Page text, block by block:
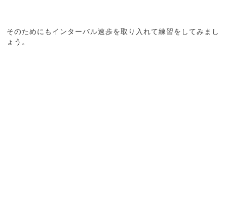
そのためにもインターバル速歩を取り入れて練習をしてみまし
ょう。